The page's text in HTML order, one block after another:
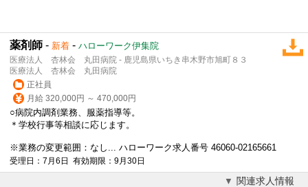
薬剤師 - 新着 - ハローワーク伊集院
医療法人 杏林会 丸田病院 - 鹿児島県いちき串木野市旭町８３
医療法人 杏林会 丸田病院
正社員
月給 320,000円 ～ 470,000円
○病院内調剤業務、服薬指導等。
＊学校行事等相談に応じます。
※業務の変更範囲：なし... ハローワーク求人番号 46060-02165661
受理日：7月6日 有効期限：9月30日
関連求人情報